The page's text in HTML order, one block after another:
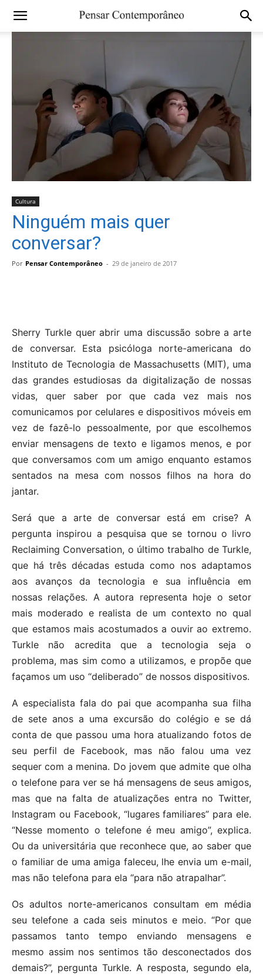
Cultura
Ninguém mais quer
conversar?
Por Pensar Contemporâneo - 29 de janeiro de 2017
Sherry Turkle quer abrir uma discussão sobre a arte
de conversar. Esta psicóloga norte-americana do
Instituto de Tecnologia de Massachusetts (MIT), uma
das grandes estudiosas da digitalização de nossas
vidas, quer saber por que cada vez mais nos
comunicamos por celulares e dispositivos móveis em
vez de fazê-lo pessoalmente, por que escolhemos
enviar mensagens de texto e ligamos menos, e por
que conversamos com um amigo enquanto estamos
sentados na mesa com nossos filhos na hora do
jantar.
Será que a arte de conversar está em crise? A
pergunta inspirou a pesquisa que se tornou o livro
Reclaiming Conversation, o último trabalho de Turkle,
que há três décadas estuda como nos adaptamos
aos avanços da tecnologia e sua influência em
nossas relações. A autora representa hoje o setor
mais moderado e realista de um contexto no qual
que estamos mais acostumados a ouvir ao extremo.
Turkle não acredita que a tecnologia seja o
problema, mas sim como a utilizamos, e propõe que
façamos um uso “deliberado” de nossos dispositivos.
A especialista fala do pai que acompanha sua filha
de sete anos a uma excursão do colégio e se dá
conta de que passou uma hora atualizando fotos de
seu perfil de Facebook, mas não falou uma vez
sequer com a menina. Do jovem que admite que olha
o telefone para ver se há mensagens de seus amigos,
mas que na falta de atualizações entra no Twitter,
Instagram ou Facebook, “lugares familiares” para ele.
“Nesse momento o telefone é meu amigo”, explica.
Ou da universitária que reconhece que, ao saber que
o familiar de uma amiga faleceu, lhe envia um e-mail,
mas não telefona para ela “para não atrapalhar”.
Os adultos norte-americanos consultam em média
seu telefone a cada seis minutos e meio. “Por que
passamos tanto tempo enviando mensagens e
mesmo assim nos sentimos tão desconectados dos
demais?”, pergunta Turkle. A resposta, segundo ela,